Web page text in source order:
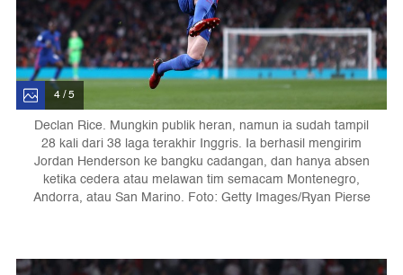
4 / 5
Declan Rice. Mungkin publik heran, namun ia sudah tampil
28 kali dari 38 laga terakhir Inggris. Ia berhasil mengirim
Jordan Henderson ke bangku cadangan, dan hanya absen
ketika cedera atau melawan tim semacam Montenegro,
Andorra, atau San Marino. Foto: Getty Images/Ryan Pierse